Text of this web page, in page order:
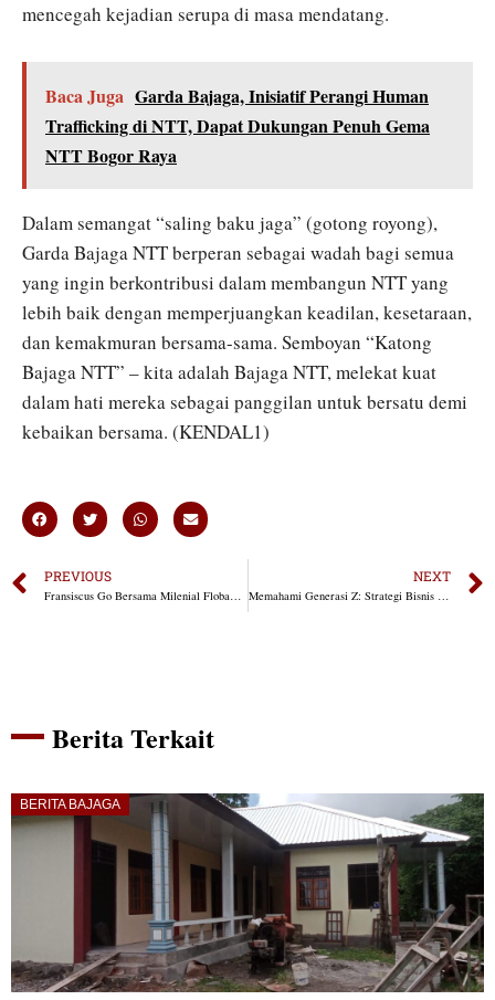
mencegah kejadian serupa di masa mendatang.
Baca Juga Garda Bajaga, Inisiatif Perangi Human
Trafficking di NTT, Dapat Dukungan Penuh Gema
NTT Bogor Raya
Dalam semangat “saling baku jaga” (gotong royong),
Garda Bajaga NTT berperan sebagai wadah bagi semua
yang ingin berkontribusi dalam membangun NTT yang
lebih baik dengan memperjuangkan keadilan, kesetaraan,
dan kemakmuran bersama-sama. Semboyan “Katong
Bajaga NTT” – kita adalah Bajaga NTT, melekat kuat
dalam hati mereka sebagai panggilan untuk bersatu demi
kebaikan bersama. (KENDAL1)
PREVIOUS
Fransiscus Go Bersama Milenial Flobamorata Membangun NTT
NEXT
Memahami Generasi Z: Strategi Bisnis dari Forum Kamajaya bersama Fransiscus Go
Berita Terkait
BERITA BAJAGA